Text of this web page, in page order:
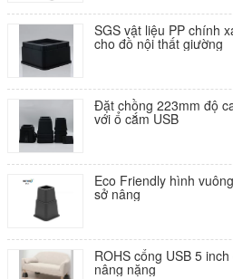
SGS vật liệu PP chính
cho đồ nội thất giường
Đặt chồng 223mm độ
với ổ cắm USB
Eco Friendly hình
sở nâng
ROHS cổng USB 5
nâng nặng